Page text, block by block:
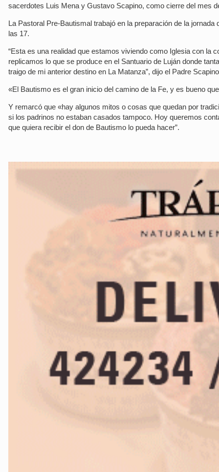
sacerdotes Luis Mena y Gustavo Scapino, como cierre del mes
La Pastoral Pre-Bautismal trabajó en la preparación de la
las 17.
“Esta es una realidad que estamos viviendo como Iglesia con la
replicamos lo que se produce en el Santuario de Luján donde
traigo de mi anterior destino en La Matanza”, dijo el Padre
«El Bautismo es el gran inicio del camino de la Fe, y es bueno
Y remarcó que «hay algunos mitos o cosas que quedan por
si los padrinos no estaban casados tampoco. Hoy queremos
que quiera recibir el don de Bautismo lo pueda hacer”.